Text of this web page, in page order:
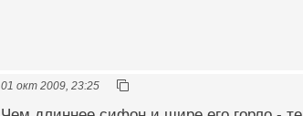
01 окт 2009, 23:25